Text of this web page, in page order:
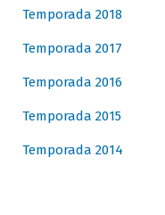
Temporada 2018
Temporada 2017
Temporada 2016
Temporada 2015
Temporada 2014